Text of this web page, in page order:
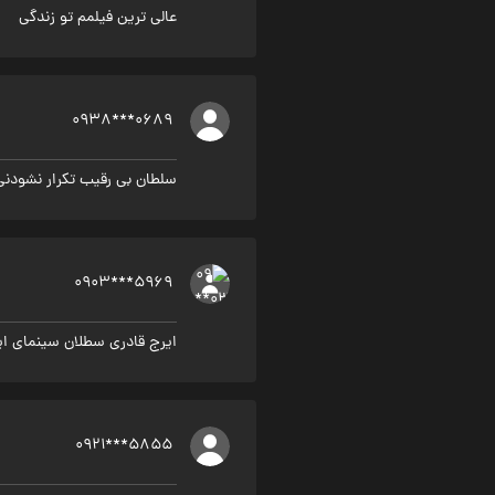
عالی ترین فیلمم تو زندگی
0938***0689
سلطان بی رقیب تکرار
0903***5969
ایرج قادری سطلان سینمای
0921***5855